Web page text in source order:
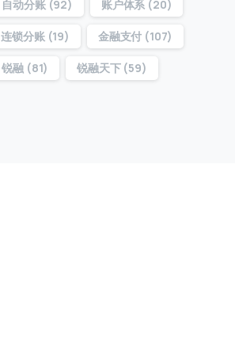
自动分账(92) 账户体系 (20)
连锁分账(19) 金融支付 (107)
锐融 (81) 锐融天下(59)